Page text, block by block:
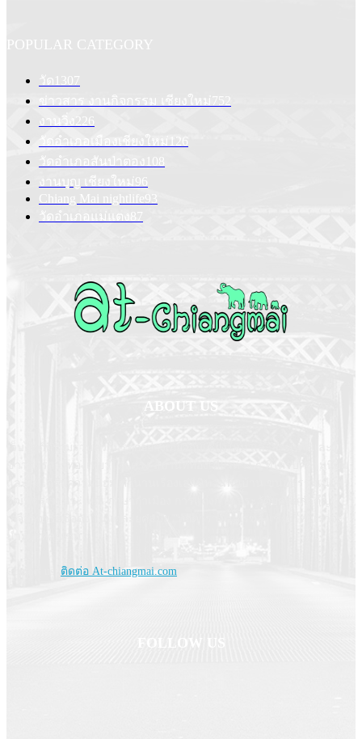
POPULAR CATEGORY
วัด 1307
ข่าวสาร งานกิจกรรม เชียงใหม่ 752
งานวิ่ง
226
วัดอำเภอเมืองเชียงใหม่
126
วัดอำเภอสันป่าตอง
108
งานบุญ เชียงใหม่96
Chiang Mai nightlife93
วัดอำเภอแม่แตง 87
ABOUT US
ติดต่อ At-chiangmai.com